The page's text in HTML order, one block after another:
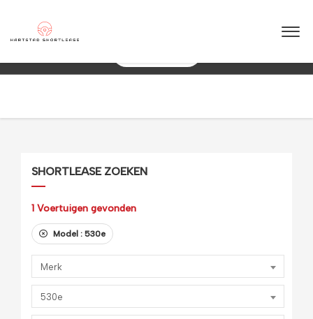
10+ jaar ervaring in shortlease – Betrouwbaar & flexibel!
SHORTLEASE ZOEKEN
1 Voertuigen gevonden
Model : 530e
Merk
530e